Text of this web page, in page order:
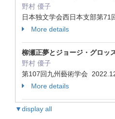
野村 優子
日本独文学会西日本支部第71
More details
柳瀬正夢とジョージ・グロッ
野村 優子
第107回九州藝術学会
More details
▼display all